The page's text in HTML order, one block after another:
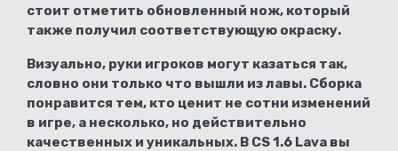
стоит отметить обновленный нож, который
также получил соответствующую окраску.
Визуально, руки игроков могут казаться так,
словно они только что вышли из лавы. Сборка
понравится тем, кто ценит не сотни изменений
в игре, а несколько, но действительно
качественных и уникальных. В CS 1.6 Lava вы